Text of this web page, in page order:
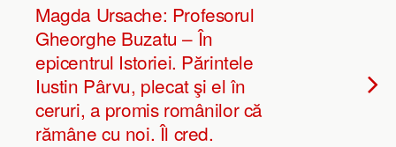
Magda Ursache: Profesorul
Gheorghe Buzatu – În
epicentrul Istoriei. Părintele
Iustin Pârvu, plecat şi el în
ceruri, a promis românilor că
rămâne cu noi. Îl cred.